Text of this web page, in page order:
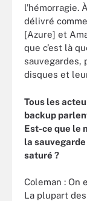
l’hémorragie.
délivré
[Azure] et
que c’est là
sauvegardes,
disques et
Tous les
backup
Est-ce que le
la
saturé ?
Coleman : On
La plupart des